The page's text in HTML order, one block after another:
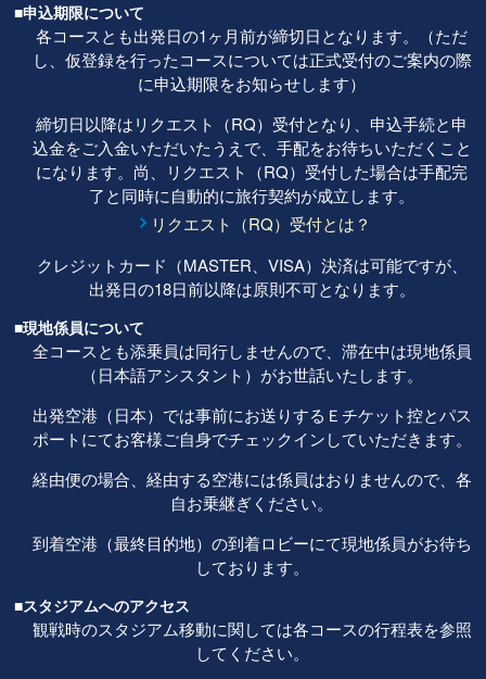
■申込期限について
各コースとも出発日の1ヶ月前が締切日となります。（ただ
し、仮登録を行ったコースについては正式受付のご案内の際
に申込期限をお知らせします）
締切日以降はリクエスト（RQ）受付となり、申込手続と申
込金をご入金いただいたうえで、手配をお待ちいただくこと
になります。尚、リクエスト（RQ）受付した場合は手配完
了と同時に自動的に旅行契約が成立します。
リクエスト（RQ）受付とは？
クレジットカード（MASTER、VISA）決済は可能ですが、
出発日の18日前以降は原則不可となります。
■現地係員について
全コースとも添乗員は同行しませんので、滞在中は現地係員
（日本語アシスタント）がお世話いたします。
出発空港（日本）では事前にお送りするＥチケット控とパス
ポートにてお客様ご自身でチェックインしていただきます。
経由便の場合、経由する空港には係員はおりませんので、各
自お乗継ぎください。
到着空港（最終目的地）の到着ロビーにて現地係員がお待ち
しております。
■スタジアムへのアクセス
観戦時のスタジアム移動に関しては各コースの行程表を参照
してください。